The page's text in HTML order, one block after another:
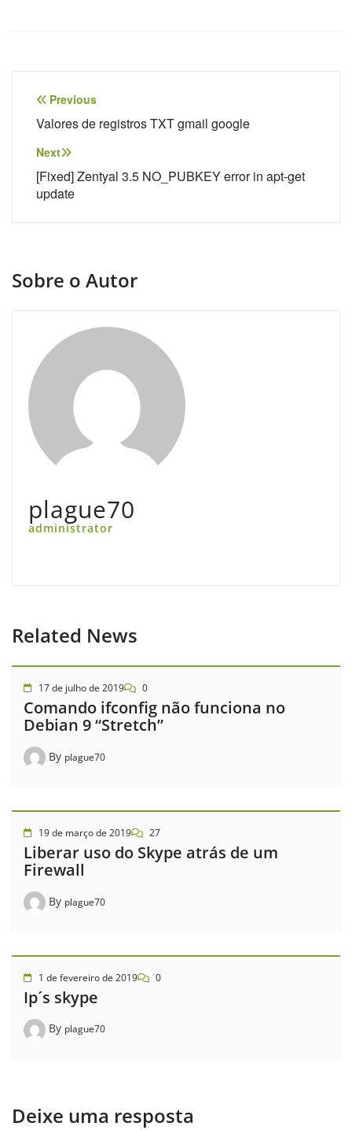
Navegação
de
Post
Previous
Valores de registros TXT gmail google
Next
[Fixed] Zentyal 3.5 NO_PUBKEY error in apt-get
update
Sobre o Autor
plague70
administrator
Related News
17 de julho de 2019 0
Comando ifconfig não funciona no
Debian 9 “Stretch”
By plague70
19 de março de 2019 27
Liberar uso do Skype atrás de um
Firewall
By plague70
1 de fevereiro de 2019 0
Ip´s skype
By plague70
Deixe uma resposta